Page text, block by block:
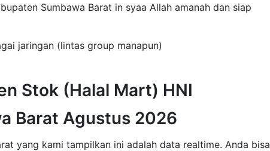
Sumbawa Barat in syaa Allah amanah dan siap
jaringan (lintas group manapun)
Stok (Halal Mart) HNI
Barat Agustus 2026
yang kami tampilkan ini adalah data realtime. Anda bisa